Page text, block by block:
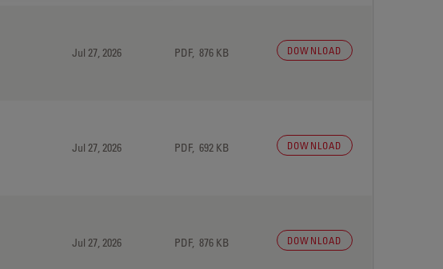
Jul 27, 2026 PDF, 876 KB DOWNLOAD
Jul 27, 2026 PDF, 692 KB DOWNLOAD
Jul 27, 2026 PDF, 876 KB DOWNLOAD